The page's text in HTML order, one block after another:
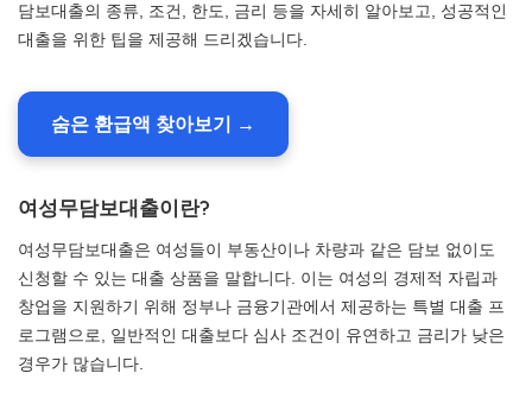
담보대출의 종류, 조건, 한도, 금리 등을 자세히 알아보고, 성공적인
대출을 위한 팁을 제공해 드리겠습니다.
숨은 환급액 찾아보기 →
여성무담보대출이란?
여성무담보대출은 여성들이 부동산이나 차량과 같은 담보 없이도
신청할 수 있는 대출 상품을 말합니다. 이는 여성의 경제적 자립과
창업을 지원하기 위해 정부나 금융기관에서 제공하는 특별 대출 프
로그램으로, 일반적인 대출보다 심사 조건이 유연하고 금리가 낮은
경우가 많습니다.